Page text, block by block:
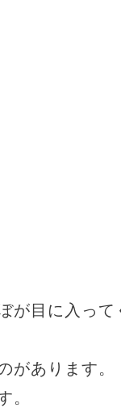
が目に入っ
があります。
。